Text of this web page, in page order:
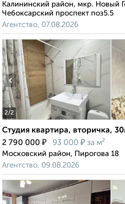
Калининский район, мкр. Новый
Чебоксарский проспект поз5.5
Агентство, 07.08.2026
2/2
‹
Студия квартира, вторичка,
2 790 000 ₽ 93 000 ₽ за м²
Московский район, Пирогова 18
Агентство, 09.08.2026